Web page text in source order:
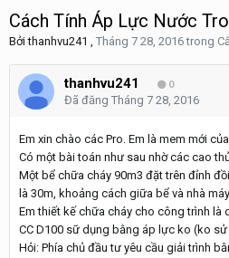
Cách Tính Áp Lực Nước
Bởithanhvu241 , Tháng 7 28, 2016trong
thanhvu241 0
Đã đăng Tháng 7 28, 2016
Em xin chào các Pro. Em là mem mới
Có một bài toán như sau nhờ các cao
Một bể chữa cháy 90m3 đặt trên đỉnh
là 30m, khoảng cách giữa bể và nhà
Em thiết kế chữa cháy cho công trình
CC D100 sữ dụng bằng áp lực ko (ko
Hỏi: Phía chủ đầu tư yêu cầu giải trình